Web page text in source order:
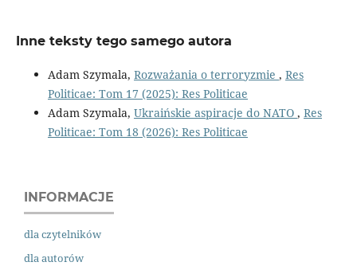
Inne teksty tego samego autora
Adam Szymala, Rozważania o terroryzmie , Res
Politicae: Tom 17 (2025): Res Politicae
Adam Szymala, Ukraińskie aspiracje do NATO , Res
Politicae: Tom 18 (2026): Res Politicae
INFORMACJE
dla czytelników
dla autorów